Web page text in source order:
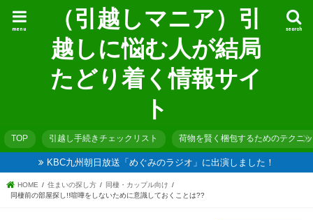
（引越しマニア）引
越しに悩む人が結局
たどり着く情報サイ
ト
search
menu
TOP 引越し手続きチェックリスト 荷物を賢く梱包するためのテクニ
KBC九州朝日放送「めぐみのラジオ」に出演しました！
HOME 住まいの探し方
同棲・カップル向け
同棲前の部屋探し!!喧嘩をしないために意識しておくことは??